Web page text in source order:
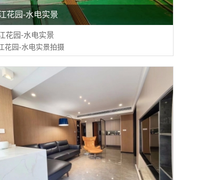
花园-水电实景
花园-水电实景
花园-水电实景拍摄